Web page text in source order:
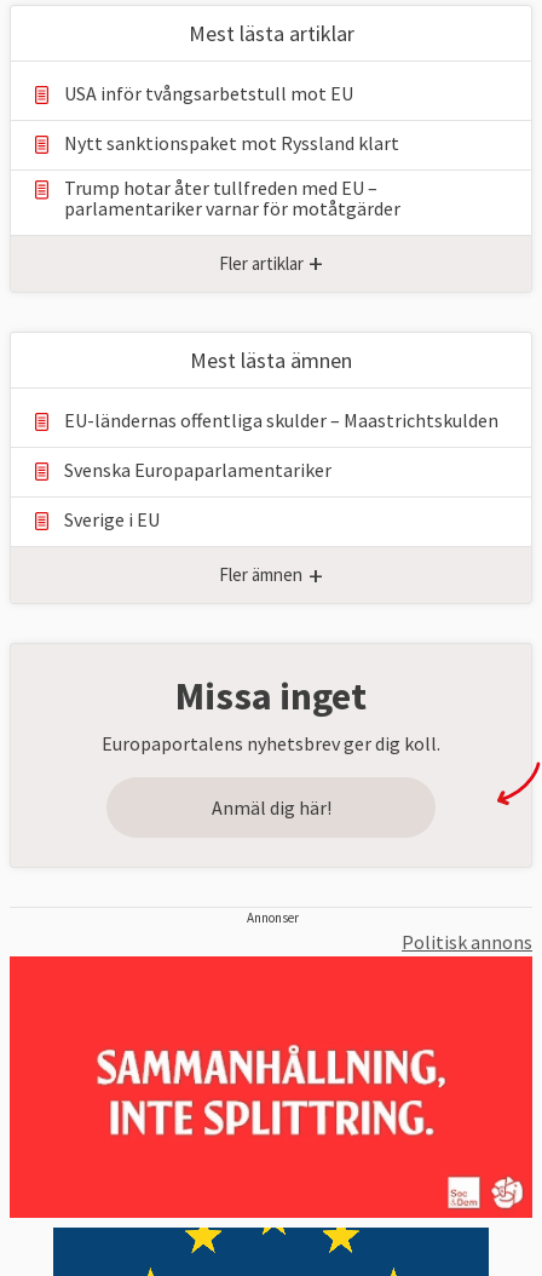
Mest lästa artiklar
USA inför tvångsarbetstull mot EU
Nytt sanktionspaket mot Ryssland klart
Trump hotar åter tullfreden med EU –
parlamentariker ⁠varnar för motåtgärder
Fler artiklar +
Mest lästa ämnen
EU-ländernas offentliga skulder – Maastrichtskulden
Svenska Europaparlamentariker
Sverige i EU
Fler ämnen +
Missa inget
Europaportalens nyhetsbrev ger dig koll.
Anmäl dig här!
Annonser
Politisk annons